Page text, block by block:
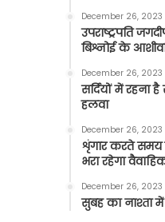
December 26, 2023
उपराष्ट्रपति
बिश्नोई के
December 26, 2023
सर्दियों में रहना
हलवा
December 26, 2023
शृंगार करते समय
भरा रहेगा
December 26, 2023
सुबह का नाश्ता